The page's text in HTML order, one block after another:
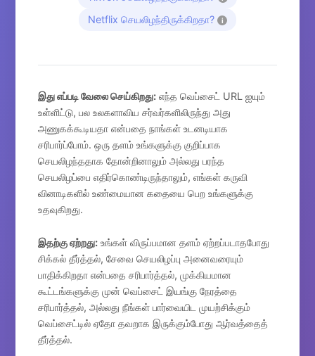
Netflix செயலிழந்திருக்கிறதா? i
இது எப்படி வேலை செய்கிறது: எந்த வெப்சைட் URL ஐயும்
உள்ளிட்டு, பல உலகளாவிய சர்வர்களிலிருந்து அது
அணுகக்கூடியதா என்பதை நாங்கள் உடனடியாக
சரிபார்ப்போம். ஒரு தளம் உங்களுக்கு குறிப்பாக
செயலிழந்ததாக தோன்றினாலும் அல்லது பரந்த
செயலிழப்பை எதிர்கொண்டிருந்தாலும், எங்கள் கருவி
வினாடிகளில் உண்மையான கதையை பெற உங்களுக்கு
உதவுகிறது.
இதற்கு ஏற்றது: உங்கள் விருப்பமான தளம் ஏற்றப்படாதபோது
சிக்கல் தீர்த்தல், சேவை செயலிழப்பு அனைவரையும்
பாதிக்கிறதா என்பதை சரிபார்த்தல், முக்கியமான
கூட்டங்களுக்கு முன் வெப்சைட் இயங்கு நேரத்தை
சரிபார்த்தல், அல்லது நீங்கள் பார்வையிட முயற்சிக்கும்
வெப்சைட்டில் ஏதோ தவறாக இருக்கும்போது ஆர்வத்தைத்
தீர்த்தல்.